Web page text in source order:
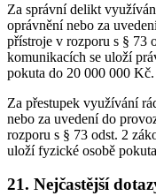
Za správní delikt
oprávnění nebo za
přístroje v rozporu s § 73
komunikacích se uloží
pokuta do 20 000 000 Kč.
Za přestupek využívání
nebo za uvedení do
rozporu s § 73 odst. 2
uloží fyzické osobě
21. Nejčastější